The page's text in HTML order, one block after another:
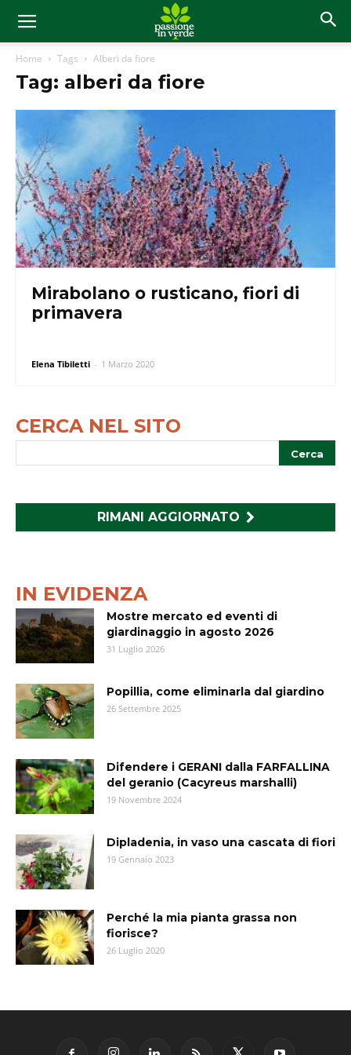
Home Tags Alberi da fiore
Tag: alberi da fiore
Mirabolano o rusticano, fiori di
primavera
Elena Tibiletti - 1 Marzo 2020
CERCA NEL SITO
RIMANI AGGIORNATO
IN EVIDENZA
Mostre mercato ed eventi di
giardinaggio in agosto 2026
31 Luglio 2026
Popillia, come eliminarla dal giardino
26 Settembre 2025
Difendere i GERANI dalla FARFALLINA
del geranio (Cacyreus marshalli)
19 Novembre 2024
Dipladenia, in vaso una cascata di fiori
19 Gennaio 2023
Perché la mia pianta grassa non
fiorisce?
26 Luglio 2020